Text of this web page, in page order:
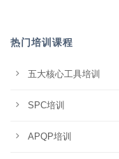
热门培训课程
五大核心工具培训
SPC培训
APQP培训